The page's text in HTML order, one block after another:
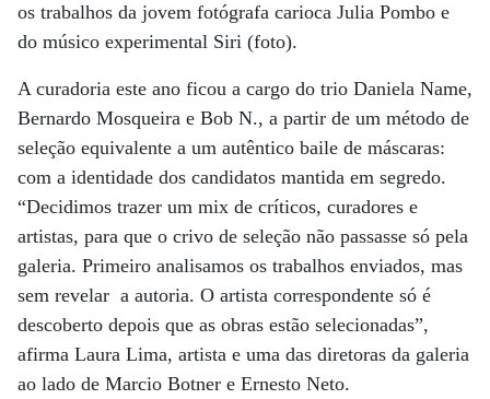
os trabalhos da jovem fotógrafa carioca Julia Pombo e
do músico experimental Siri (foto).
A curadoria este ano ficou a cargo do trio Daniela Name,
Bernardo Mosqueira e Bob N., a partir de um método de
seleção equivalente a um autêntico baile de máscaras:
com a identidade dos candidatos mantida em segredo.
“Decidimos trazer um mix de críticos, curadores e
artistas, para que o crivo de seleção não passasse só pela
galeria. Primeiro analisamos os trabalhos enviados, mas
sem revelar a autoria. O artista correspondente só é
descoberto depois que as obras estão selecionadas”,
afirma Laura Lima, artista e uma das diretoras da galeria
ao lado de Marcio Botner e Ernesto Neto.